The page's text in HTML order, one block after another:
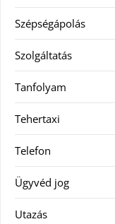
Szépségápolás
Szolgáltatás
Tanfolyam
Tehertaxi
Telefon
Ügyvéd jog
Utazás